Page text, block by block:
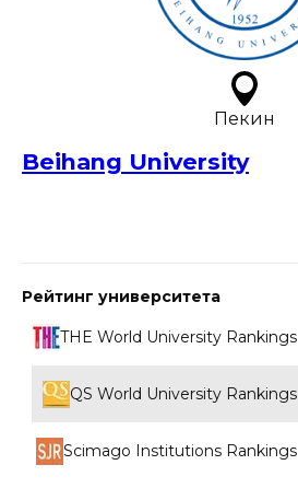
Пекин
Beihang University
Рейтинг университета
THE World University Rankings
QS World University Rankings
Scimago Institutions Rankings